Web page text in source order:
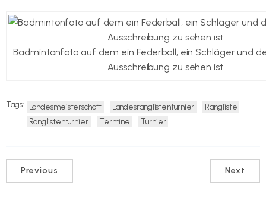
Badmintonfoto auf dem ein Federball, ein Schläger und
Ausschreibung zu sehen ist.
Tags: Landesmeisterschaft Landesranglistenturnier
Rangliste
Ranglistenturnier
Termine Turnier
Previous Next